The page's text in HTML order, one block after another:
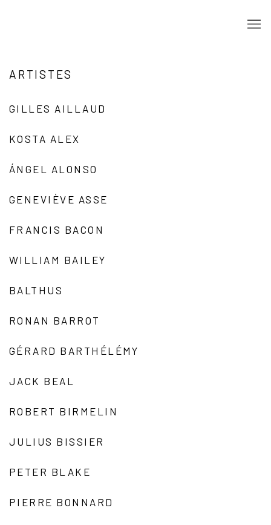
ARTISTES
GILLES AILLAUD
KOSTA ALEX
ÁNGEL ALONSO
GENEVIÈVE ASSE
FRANCIS BACON
WILLIAM BAILEY
BALTHUS
RONAN BARROT
GÉRARD BARTHÉLÉMY
JACK BEAL
ROBERT BIRMELIN
JULIUS BISSIER
PETER BLAKE
PIERRE BONNARD